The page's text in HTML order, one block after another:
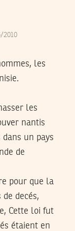
2010
les
les
nantis
dans un pays
de
pour que la
decés,
Cette loi fut
étaient en